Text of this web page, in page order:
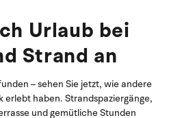
Urlaub bei
Strand an
– sehen Sie jetzt, wie andere
erlebt haben. Strandspaziergänge,
und gemütliche Stunden